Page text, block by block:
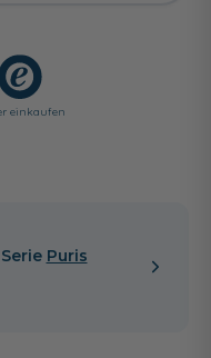
einkaufen
Puris